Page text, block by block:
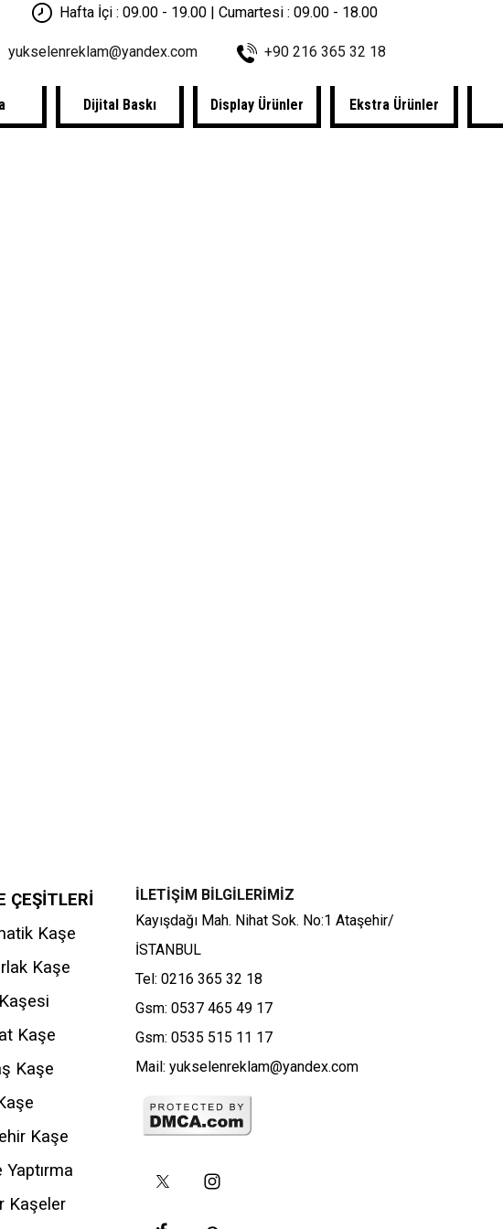
Dijital Baskı Display Ürünler Ekstra Ürünler
yukselenreklam@yandex.com +90 216 365 32 18
Hafta İçi : 09.00 - 19.00 | Cumartesi : 09.00 - 18.00
ÇEŞİTLERİ
Kaşe
Kaşe
Kaşe
Kaşe
Kaşe
Yaptırma
Kaşeler
İLETİŞİM BİLGİLERİMİZ
Kayışdağı Mah. Nihat Sok. No:1 Ataşehir/
İSTANBUL
Tel: 0216 365 32 18
Gsm: 0537 465 49 17
Gsm: 0535 515 11 17
Mail: yukselenreklam@yandex.com